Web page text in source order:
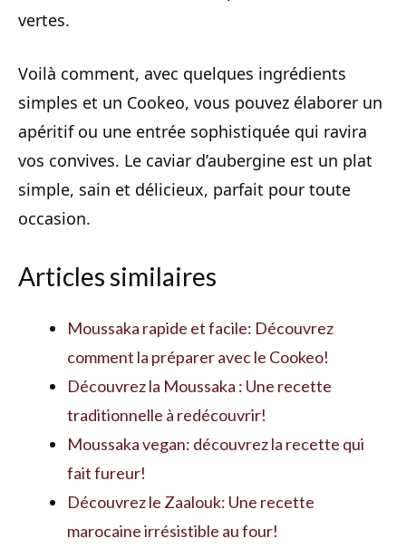
vertes.
Voilà comment, avec quelques ingrédients
simples et un Cookeo, vous pouvez élaborer un
apéritif ou une entrée sophistiquée qui ravira
vos convives. Le caviar d’aubergine est un plat
simple, sain et délicieux, parfait pour toute
occasion.
Articles similaires
Moussaka rapide et facile: Découvrez
comment la préparer avec le Cookeo!
Découvrez la Moussaka : Une recette
traditionnelle à redécouvrir!
Moussaka vegan: découvrez la recette qui
fait fureur!
Découvrez le Zaalouk: Une recette
marocaine irrésistible au four!